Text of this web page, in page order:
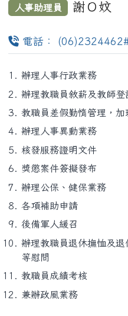
人事助理員 謝Ｏ妏
電話：
辦理人事行政業務
辦理教職員敘薪及教師登
教職員差假勤惰管理，
辦理人事異動業務
核發服務證明文件
獎懲案件簽擬發布
辦理公保、健保業務
各項補助申請
後備軍人緩召
辦理教職員退休撫恤及
等慰問
教職員成績考核
兼辦政風業務